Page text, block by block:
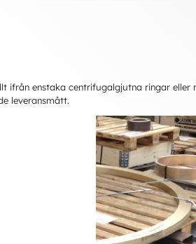
ifrån enstaka centrifugalgjutna ringar
leveransmått.